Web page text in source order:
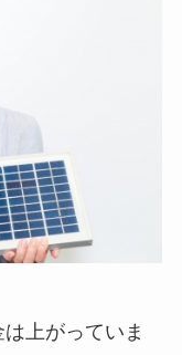
上がっていま